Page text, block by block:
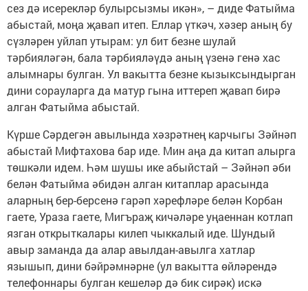
сез дә исерекләр булырсызмы икән», – диде Фатыйма
абыстай, моңа җавап итеп. Еллар үткәч, хәзер аның бу
сүзләрен уйлап утырам: ул бит безне шулай
тәрбияләгән, бала тәрбияләүдә аның үзенә генә хас
алымнары булган. Ул вакытта безне кызыксындырган
дини сорауларга да матур гына иттереп җавап бирә
алган Фатыйма абыстай.
Күрше Сәрдегән авылында хәзрәтнең карчыгы Зәйнәп
абыстай Мифтахова бар иде. Мин аңа да китап алырга
төшкәли идем. Һәм шушы ике абыйстай – Зәйнәп әби
белән Фатыйма әбидән алган китаплар арасында
аларның бер-берсенә гарәп хәрефләре белән Корбан
гаете, Ураза гаете, Мигъраҗ кичәләре уңаеннан котлап
язган открыткалары килеп чыккалый иде. Шундый
авыр заманда да алар авылдан-авылга хатлар
язышып, дини бәйрәмнәрне (ул вакытта өйләрендә
телефоннары булган кешеләр дә бик сирәк) искә